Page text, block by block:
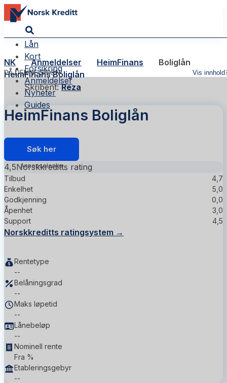
Lån
Kort
Forsikring
Anmeldelser
Nyheter
Guides
NK Anmeldelser HeimFinans Boliglån
PÅ DENNE SIDEN Vis innhold
HeimFinans Boliglån
Skribent:Reza
HeimFinans Boliglån
Søk her
4,5Norskkreditts rating
Tilbud
4,7
Enkelhet
5,0
Godkjenning
0,0
Åpenhet
3,0
Support
4,5
Norskkreditts ratingsystem →
Rentetype
--
Belåningsgrad
--
Maks løpetid
--
Lånebeløp
--
Nominell rente
Fra %
Etableringsgebyr
--